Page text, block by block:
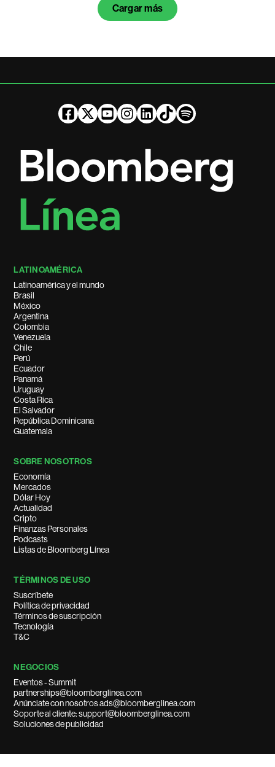
Cargar más
LATINOAMÉRICA
Latinoamérica y el mundo
Brasil
México
Argentina
Colombia
Venezuela
Chile
Perú
Ecuador
Panamá
Uruguay
Costa Rica
El Salvador
República Dominicana
Guatemala
SOBRE NOSOTROS
Economía
Mercados
Dólar Hoy
Actualidad
Cripto
Finanzas Personales
Podcasts
Listas de Bloomberg Línea
TÉRMINOS DE USO
Suscríbete
Política de privacidad
Términos de suscripción
Tecnología
T&C
NEGOCIOS
Eventos - Summit
partnerships@bloomberglinea.com
Anúnciate con nosotros ads@bloomberglinea.com
Soporte al cliente: support@bloomberglinea.com
Soluciones de publicidad